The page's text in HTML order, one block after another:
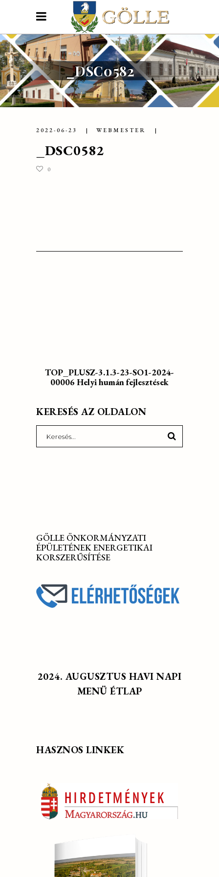
_DSC0582
2022-06-23 WEBMESTER
_DSC0582
0
TOP_PLUSZ-3.1.3-23-SO1-2024-
00006 Helyi humán fejlesztések
KERESÉS AZ OLDALON
GÖLLE ÖNKORMÁNYZATI
ÉPÜLETÉNEK ENERGETIKAI
KORSZERŰSÍTÉSE
2024. AUGUSZTUS HAVI NAPI
MENÜ ÉTLAP
HASZNOS LINKEK